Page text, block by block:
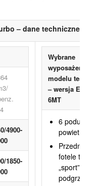
– dane techniczne
4900-
1850-
Wybrane
wyposażenie
modelu
– wersja Enjoy
6MT
6 poduszek
Przednie
fotele typu
„sport” –